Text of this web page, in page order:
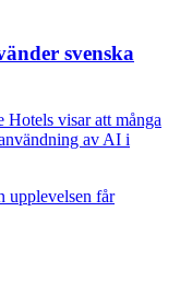
svenska
visar att många
av AI i